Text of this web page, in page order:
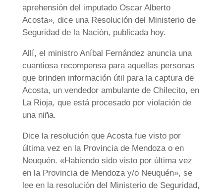
aprehensión del imputado Oscar Alberto
Acosta», dice una Resolución del Ministerio de
Seguridad de la Nación, publicada hoy.
Allí, el ministro Aníbal Fernández anuncia una
cuantiosa recompensa para aquellas personas
que brinden información útil para la captura de
Acosta, un vendedor ambulante de Chilecito, en
La Rioja, que está procesado por violación de
una niña.
Dice la resolución que Acosta fue visto por
última vez en la Provincia de Mendoza o en
Neuquén. «Habiendo sido visto por última vez
en la Provincia de Mendoza y/o Neuquén», se
lee en la resolución del Ministerio de Seguridad,